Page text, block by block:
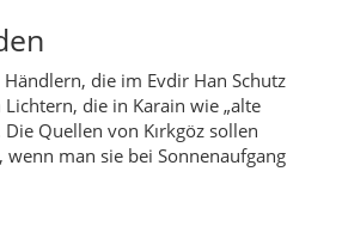
die im Evdir Han Schutz
die in Karain wie „alte
Quellen von Kırkgöz sollen
wenn man sie bei Sonnenaufgang